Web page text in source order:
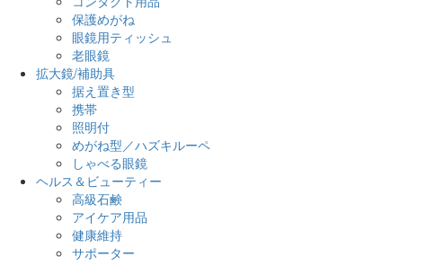
保護めがね
眼鏡用ティッシュ
老眼鏡
拡大鏡/補助具
据え置き型
携帯
照明付
めがね型／ハズキルーペ
しゃべる眼鏡
ヘルス＆ビューティー
高級石鹸
アイケア用品
健康維持
サポーター